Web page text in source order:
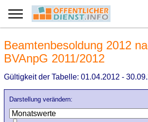
Darstellung verändern:
Beamtenbesoldung 2012
BVAnpG 2011/2012
Gültigkeit der Tabelle: 01.04.2012 -